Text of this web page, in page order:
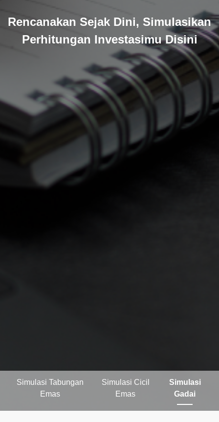
Rencanakan Sejak Dini, Simulasikan
Perhitungan Investasimu Disini
Simulasi Tabungan
Emas
Simulasi Cicil
Emas
Simulasi
Gadai